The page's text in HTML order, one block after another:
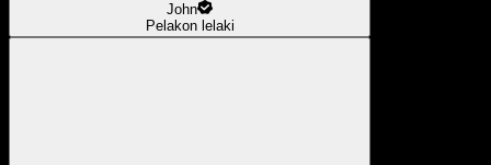
John
Pelakon lelaki